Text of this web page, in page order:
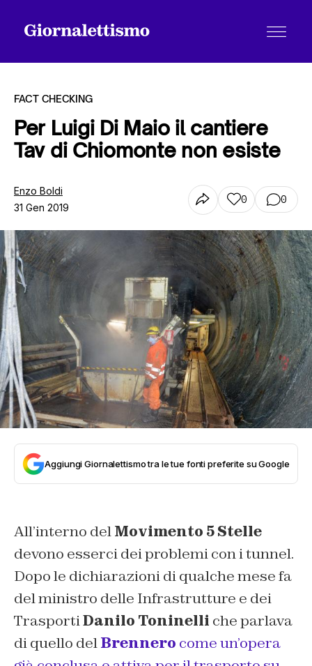
Tutti gli articoli
Chi siamo
Contatti
FACT CHECKING
Per Luigi Di Maio il cantiere
Tav di Chiomonte non esiste
Enzo Boldi
31 Gen 2019
0 0
Aggiungi Giornalettismo tra le tue fonti preferite su Google
All’interno delMovimento 5 Stelle
devono esserci dei problemi con i tunnel.
Dopo le dichiarazioni di qualche mese fa
del ministro delle Infrastrutture e dei
TrasportiDanilo Toninelli che parlava
di quello delBrennero come un’opera